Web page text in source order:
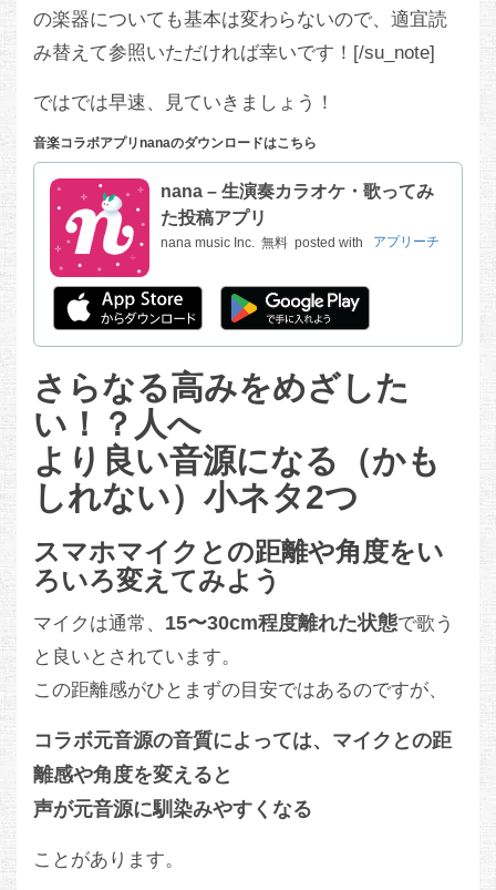
の楽器についても基本は変わらないので、適宜読
み替えて参照いただければ幸いです！[/su_note]
ではでは早速、見ていきましょう！
音楽コラボアプリnanaのダウンロードはこちら
nana – 生演奏カラオケ・歌ってみ
た投稿アプリ
nana music Inc. 無料 posted with アプリーチ
さらなる高みをめざした
い！？人へ
より良い音源になる（かも
しれない）小ネタ2つ
スマホマイクとの距離や角度をい
ろいろ変えてみよう
マイクは通常、 15〜30cm程度離れた状態で歌う
と良いとされています。
この距離感がひとまずの目安ではあるのですが、
コラボ元音源の音質によっては、マイクとの距
離感や角度を変えると
声が元音源に馴染みやすくなる
ことがあります。